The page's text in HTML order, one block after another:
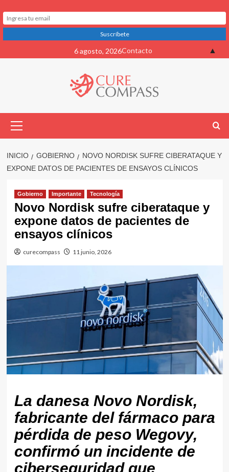
al
6 agosto, 2026Contacto
primario
INICIO GOBIERNO
NOVO NORDISK SUFRE CIBERATAQUE Y
EXPONE DATOS DE PACIENTES DE ENSAYOS CLÍNICOS
Gobierno Importante Tecnología
Novo Nordisk sufre ciberataque y
expone datos de pacientes de
ensayos clínicos
curecompass 11 junio, 2026
La danesa Novo Nordisk,
fabricante del fármaco para
pérdida de peso Wegovy,
confirmó un incidente de
ciberseguridad que
▲